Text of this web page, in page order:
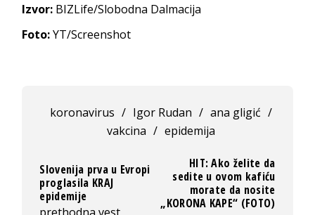
Izvor: BIZLife/Slobodna Dalmacija
Foto:YT/Screenshot
koronavirus / Igor Rudan / ana gligić /
vakcina / epidemija
Slovenija prva u Evropi
proglasila KRAJ
epidemije
HIT: Ako želite da
sedite u ovom kafiću
morate da nosite
„KORONA KAPE“ (FOTO)